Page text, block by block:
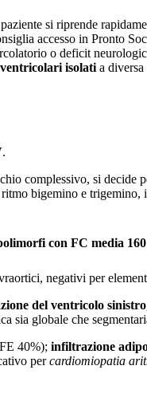
si riprende
accesso in Pronto
o deficit
isolati a
.
complessivo, si
bigemino e trigemino,
con FC media
negativi per
del ventricolo sinistro
sia globale che
40%); infiltrazione
percardiomiopatia